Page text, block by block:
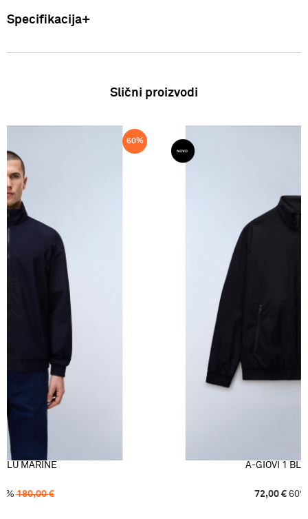
Specifikacija
100% Poliamid Zemlja podrijetla: Bangladeš FW25
Slični proizvodi
60%
MARINE
% 180,00€
A-GIOVI 1
72,00 € 60%